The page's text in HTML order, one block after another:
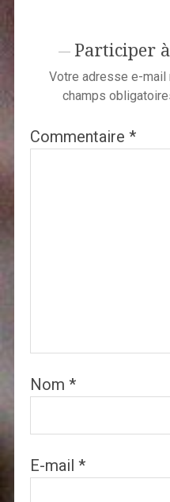
Participer
Votre adresse e-mail
champs
Commentaire *
Nom *
E-mail *